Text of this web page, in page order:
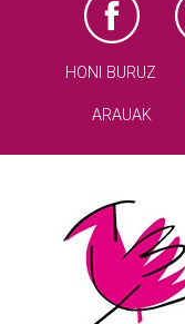
HONI BURUZ
ARAUAK